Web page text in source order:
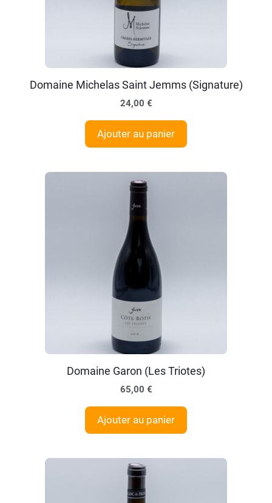
Domaine Michelas Saint Jemms (Signature)
24,00 €
Ajouter au panier
Domaine Garon (Les Triotes)
65,00 €
Ajouter au panier